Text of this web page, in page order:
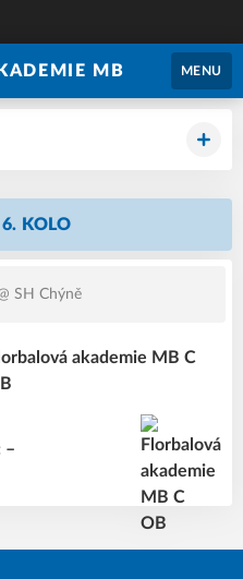
MB MENU
KOLO
SH Chýně
akademie MB C
–